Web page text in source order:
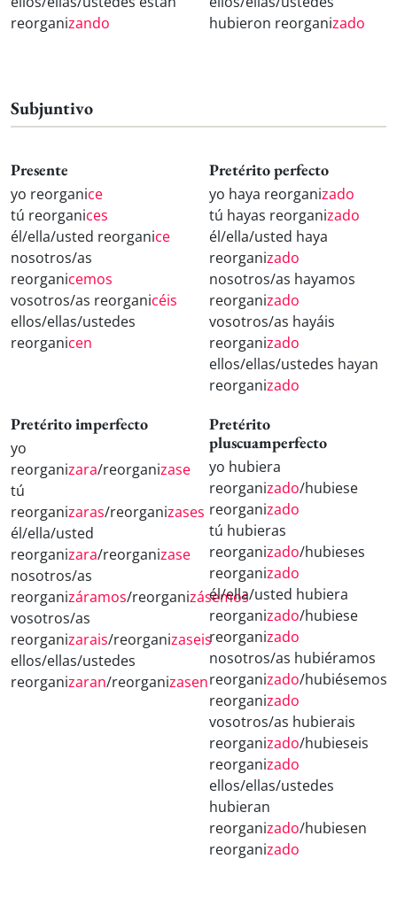
reorganizando
hubieron reorganizado
Subjuntivo
Presente
yo reorganice
tú reorganices
él/ella/usted reorganice
nosotros/as
reorganicemos
vosotros/as reorganicéis
ellos/ellas/ustedes
reorganicen
Pretérito perfecto
yo haya reorganizado
tú hayas reorganizado
él/ella/usted haya
reorganizado
nosotros/as hayamos
reorganizado
vosotros/as hayáis
reorganizado
ellos/ellas/ustedes hayan
reorganizado
Pretérito imperfecto
yo
reorganizara/reorganizase
tú
reorganizaras/reorganizases
él/ella/usted
reorganizara/reorganizase
nosotros/as
reorganizáramos/reorganizásemos
vosotros/as
reorganizarais/reorganizaseis
ellos/ellas/ustedes
reorganizaran/reorganizasen
Pretérito
pluscuamperfecto
yo hubiera
reorganizado/hubiese
reorganizado
tú hubieras
reorganizado/hubieses
reorganizado
él/ella/usted hubiera
reorganizado/hubiese
reorganizado
nosotros/as hubiéramos
reorganizado/hubiésemos
reorganizado
vosotros/as hubierais
reorganizado/hubieseis
reorganizado
ellos/ellas/ustedes
hubieran
reorganizado/hubiesen
reorganizado